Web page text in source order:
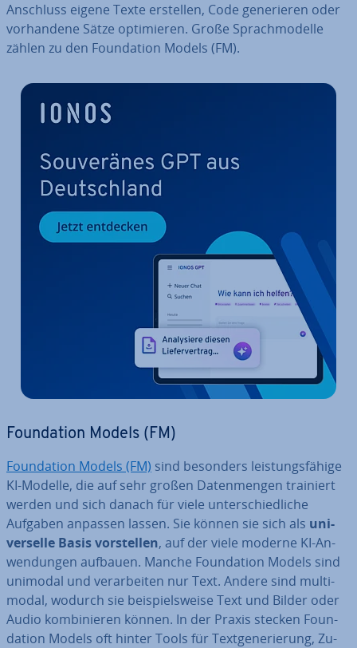
Anschluss eigene Texte erstellen, Code ge­ne­rie­ren oder
vor­han­de­ne Sätze op­ti­mie­ren. Große Sprach­mo­del­le
zählen zu den Foun­da­ti­on Models (FM).
Foun­da­ti­on Models (FM)
Foun­da­ti­on Models (FM) sind besonders leis­tungs­fä­hi­ge
KI-Modelle, die auf sehr großen Da­ten­men­gen trainiert
werden und sich danach für viele un­ter­schied­li­che
Aufgaben anpassen lassen. Sie können sie sich als uni­
ver­sel­le Basis vor­stel­len, auf der viele moderne KI-An­
wen­dun­gen aufbauen. Manche Foun­da­ti­on Models sind
unimodal und ver­ar­bei­ten nur Text. Andere sind mul­ti­
mo­dal, wodurch sie bei­spiels­wei­se Text und Bilder oder
Audio kom­bi­nie­ren können. In der Praxis stecken Foun­
da­ti­on Models oft hinter Tools für Text­ge­ne­rie­rung, Zu­